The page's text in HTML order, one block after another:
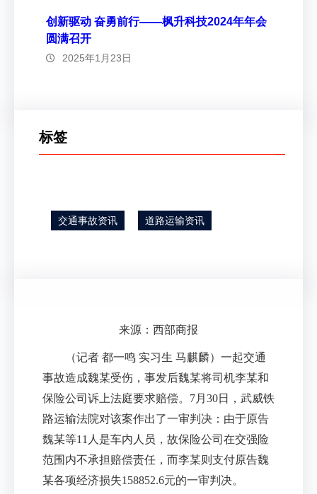
创新驱动 奋勇前行——枫升科技2024年年会
圆满召开
2025年1月23日
标签
交通事故资讯 道路运输资讯
来源：西部商报
（记者 都一鸣 实习生 马麒麟）一起交通
事故造成魏某受伤，事发后魏某将司机李某和
保险公司诉上法庭要求赔偿。7月30日，武威铁
路运输法院对该案作出了一审判决：由于原告
魏某等11人是车内人员，故保险公司在交强险
范围内不承担赔偿责任，而李某则支付原告魏
某各项经济损失158852.6元的一审判决。